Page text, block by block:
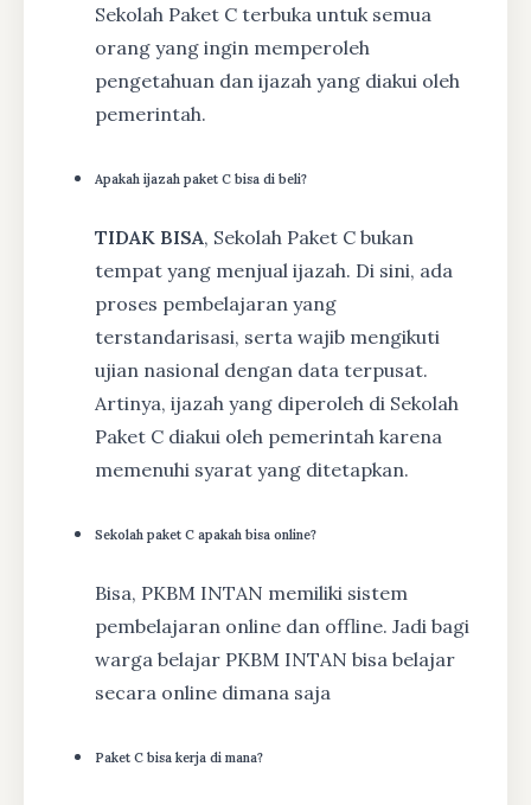
Sekolah Paket C terbuka untuk semua
orang yang ingin memperoleh
pengetahuan dan ijazah yang diakui oleh
pemerintah.
Apakah ijazah paket C bisa di beli?
TIDAK BISA, Sekolah Paket C bukan
tempat yang menjual ijazah. Di sini, ada
proses pembelajaran yang
terstandarisasi, serta wajib mengikuti
ujian nasional dengan data terpusat.
Artinya, ijazah yang diperoleh di Sekolah
Paket C diakui oleh pemerintah karena
memenuhi syarat yang ditetapkan.
Sekolah paket C apakah bisa online?
Bisa, PKBM INTAN memiliki sistem
pembelajaran online dan offline. Jadi bagi
warga belajar PKBM INTAN bisa belajar
secara online dimana saja
Paket C bisa kerja di mana?